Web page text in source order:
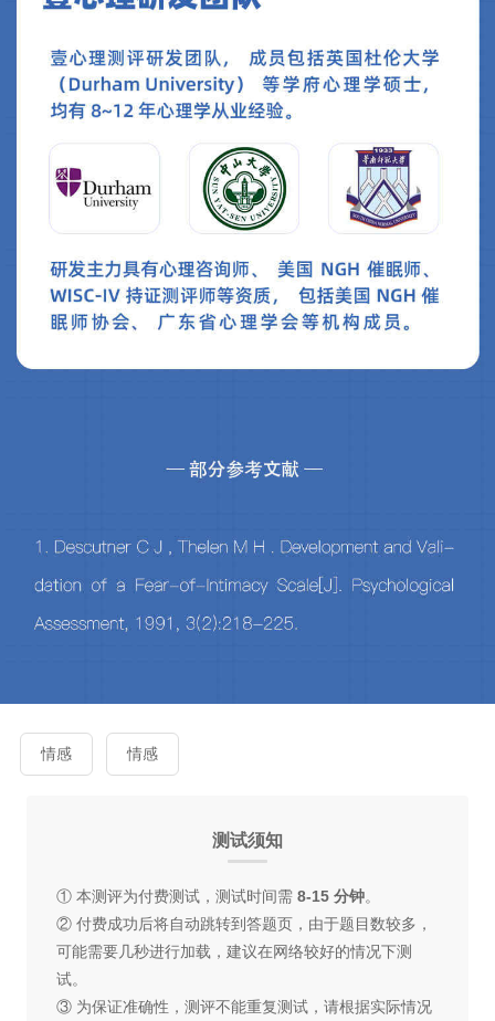
情感 情感
测试须知
① 本测评为付费测试，测试时间需 8-15 分钟。
② 付费成功后将自动跳转到答题页，由于题目数较多，
可能需要几秒进行加载，建议在网络较好的情况下测
试。
③ 为保证准确性，测评不能重复测试，请根据实际情况